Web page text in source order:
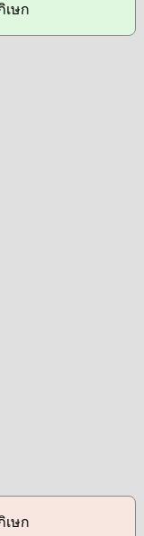
ษก
ษก